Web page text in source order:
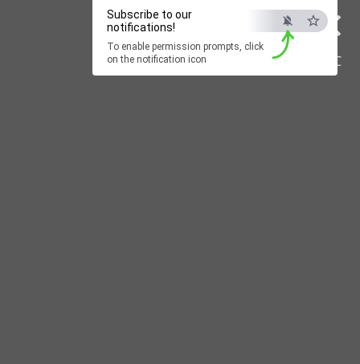
×
ESC
Subscribe to our
notifications!
To enable permission prompts, click
on the notification icon